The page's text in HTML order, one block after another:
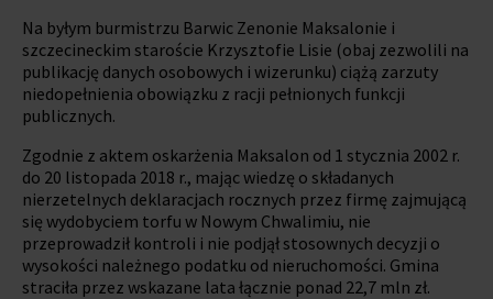
Na byłym burmistrzu Barwic Zenonie Maksalonie i
szczecineckim staroście Krzysztofie Lisie (obaj zezwolili na
publikację danych osobowych i wizerunku) ciążą zarzuty
niedopełnienia obowiązku z racji pełnionych funkcji
publicznych.
Zgodnie z aktem oskarżenia Maksalon od 1 stycznia 2002 r.
do 20 listopada 2018 r., mając wiedzę o składanych
nierzetelnych deklaracjach rocznych przez firmę zajmującą
się wydobyciem torfu w Nowym Chwalimiu, nie
przeprowadził kontroli i nie podjął stosownych decyzji o
wysokości należnego podatku od nieruchomości. Gmina
straciła przez wskazane lata łącznie ponad 22,7 mln zł.